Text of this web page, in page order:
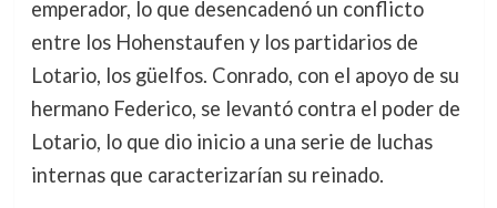
emperador, lo que desencadenó un conflicto
entre los Hohenstaufen y los partidarios de
Lotario, los güelfos. Conrado, con el apoyo de su
hermano Federico, se levantó contra el poder de
Lotario, lo que dio inicio a una serie de luchas
internas que caracterizarían su reinado.